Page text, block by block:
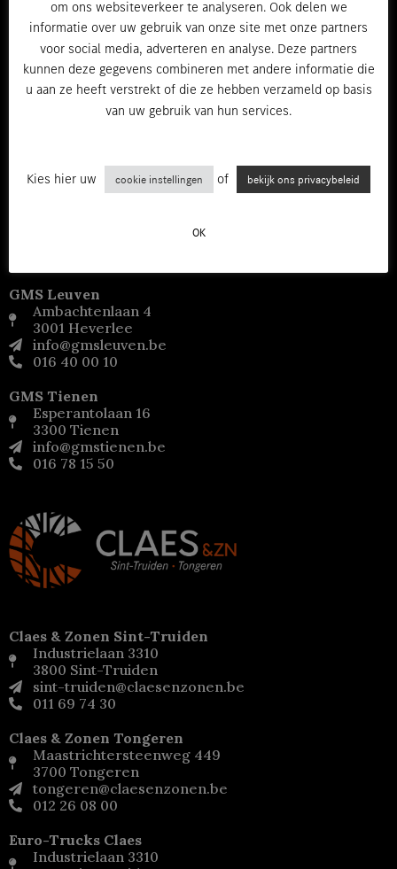
GMS Leuven
Ambachtenlaan 4
3001 Heverlee
info@gmsleuven.be
016 40 00 10
GMS Tienen
Esperantolaan 16
3300 Tienen
info@gmstienen.be
016 78 15 50
Claes & Zonen Sint-Truiden
Industrielaan 3310
3800 Sint-Truiden
sint-truiden@claesenzonen.be
011 69 74 30
Claes & Zonen Tongeren
Maastrichtersteenweg 449
3700 Tongeren
tongeren@claesenzonen.be
012 26 08 00
Euro-Trucks Claes
Industrielaan 3310
om ons websiteverkeer te analyseren. Ook delen we
informatie over uw gebruik van onze site met onze partners
voor social media, adverteren en analyse. Deze partners
kunnen deze gegevens combineren met andere informatie die
u aan ze heeft verstrekt of die ze hebben verzameld op basis
van uw gebruik van hun services.
Kies hier uw cookie instellingen of bekijk ons privacybeleid
OK